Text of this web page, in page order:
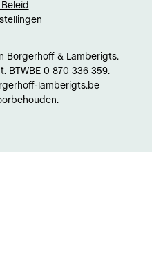
Borgerhoff & Lamberigts.
BTWBE 0 870 336 359.
lamberigts.be